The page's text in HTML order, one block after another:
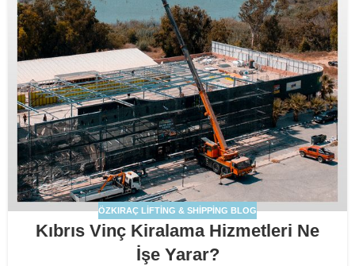
ÖZKIRAÇ LIFTING & SHIPPING BLOG
Kıbrıs Vinç Kiralama Hizmetleri Ne
İşe Yarar?